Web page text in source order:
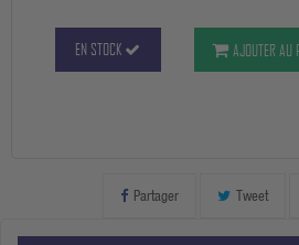
EN STOCK AJOUTER AU
Partager Tweet